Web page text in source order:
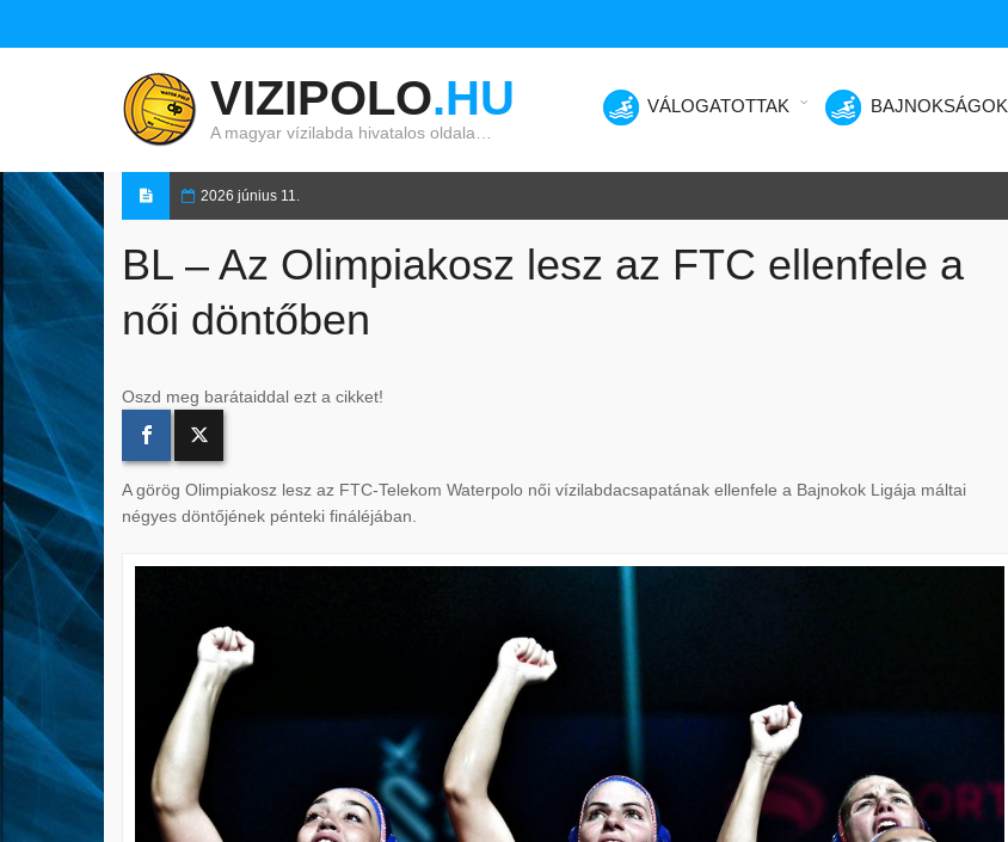
VIZIPOLO.HU
A magyar vízilabda hivatalos oldala…
VÁLOGATOTTAK BAJNOKSÁGOK
2026 június 11.
BL – Az Olimpiakosz lesz az FTC ellenfele a
női döntőben
Oszd meg barátaiddal ezt a cikket!
A görög Olimpiakosz lesz az FTC-Telekom Waterpolo női vízilabdacsapatának ellenfele a Bajnokok Ligája máltai
négyes döntőjének pénteki fináléjában.